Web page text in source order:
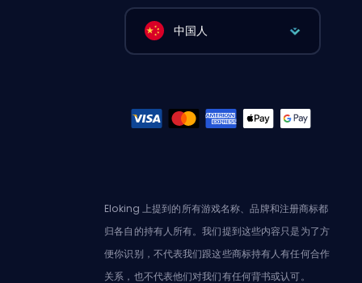
中国人
Eloking 上提到的所有游戏名称、品牌和注册商标都
归各自的持有人所有。我们提到这些内容只是为了方
便你识别，不代表我们跟这些商标持有人有任何合作
关系，也不代表他们对我们有任何背书或认可。